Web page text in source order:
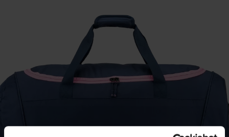
Sobre BWT
Resumen de